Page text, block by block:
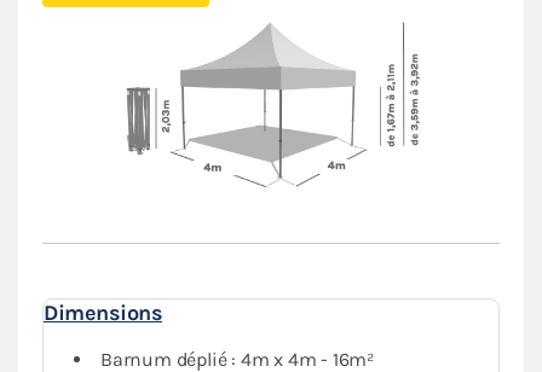
tonnelle pliante très performante offre une
esthétique professionnelle
matériaux de qualité supérieure utilisés garantissent
la longévitéde votre tente pliante.
Sa bâche en PVC épais de 580 g/m² est aussi
résistante et imperméable
que celles des remorques
utilisationintensive.
Complété par un ensemble de 4 bâches latérales
assorties (2 murs avec fenêtre, 1 mur plein et 1 mur
avec porte),également en PVC 580g/m²
Dimensions
Barnum déplié : 4m x 4m - 16m²